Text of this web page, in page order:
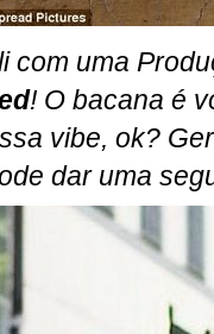
com uma
! O bacana é
vibe, ok?
dar uma